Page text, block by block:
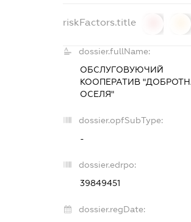
riskFactors.title
dossier.fullName:
ОБСЛУГОВУЮЧИЙ
КООПЕРАТИВ
ОСЕЛЯ"
dossier.opfSubType:
-
dossier.edrpo:
39849451
dossier.regDate: